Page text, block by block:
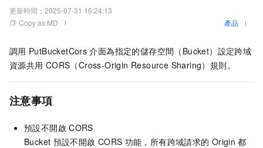
更新時間： 2025-07-31 16:24:13
Copy as MD
產品
調用 PutBucketCors 介面為指定的儲存空間（Bucket）設定跨域
資源共用 CORS（Cross-Origin Resource Sharing）規則。
注意事項
預設不開啟 CORS
Bucket 預設不開啟 CORS 功能，所有跨域請求的 Origin 都